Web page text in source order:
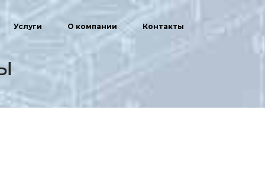
Услуги О компании Контакты